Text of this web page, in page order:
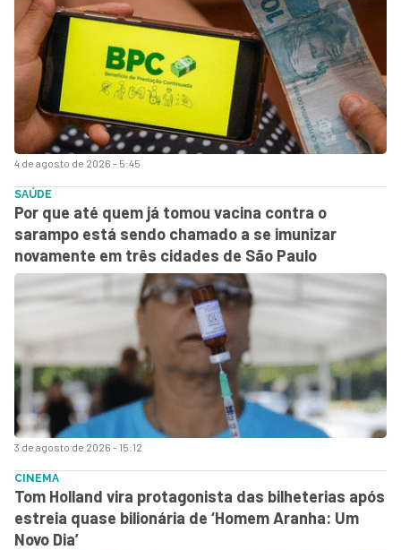
4 de agosto de 2026 - 5:45
3 de agosto de 2026 - 15:12
SAÚDE
Por que até quem já tomou vacina contra o
sarampo está sendo chamado a se imunizar
novamente em três cidades de São Paulo
CINEMA
Tom Holland vira protagonista das bilheterias após
estreia quase bilionária de ‘Homem Aranha: Um
Novo Dia’